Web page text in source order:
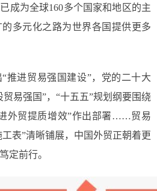
成为全球160多个国家和地区的主
多元化之路为世界各国提供更多
推进贸易强国建设”，党的二十大
易强国”，“十五五”规划纲要围绕
外贸提质增效”作出部署……贸易
表”清晰铺展，中国外贸正朝着更
定前行。